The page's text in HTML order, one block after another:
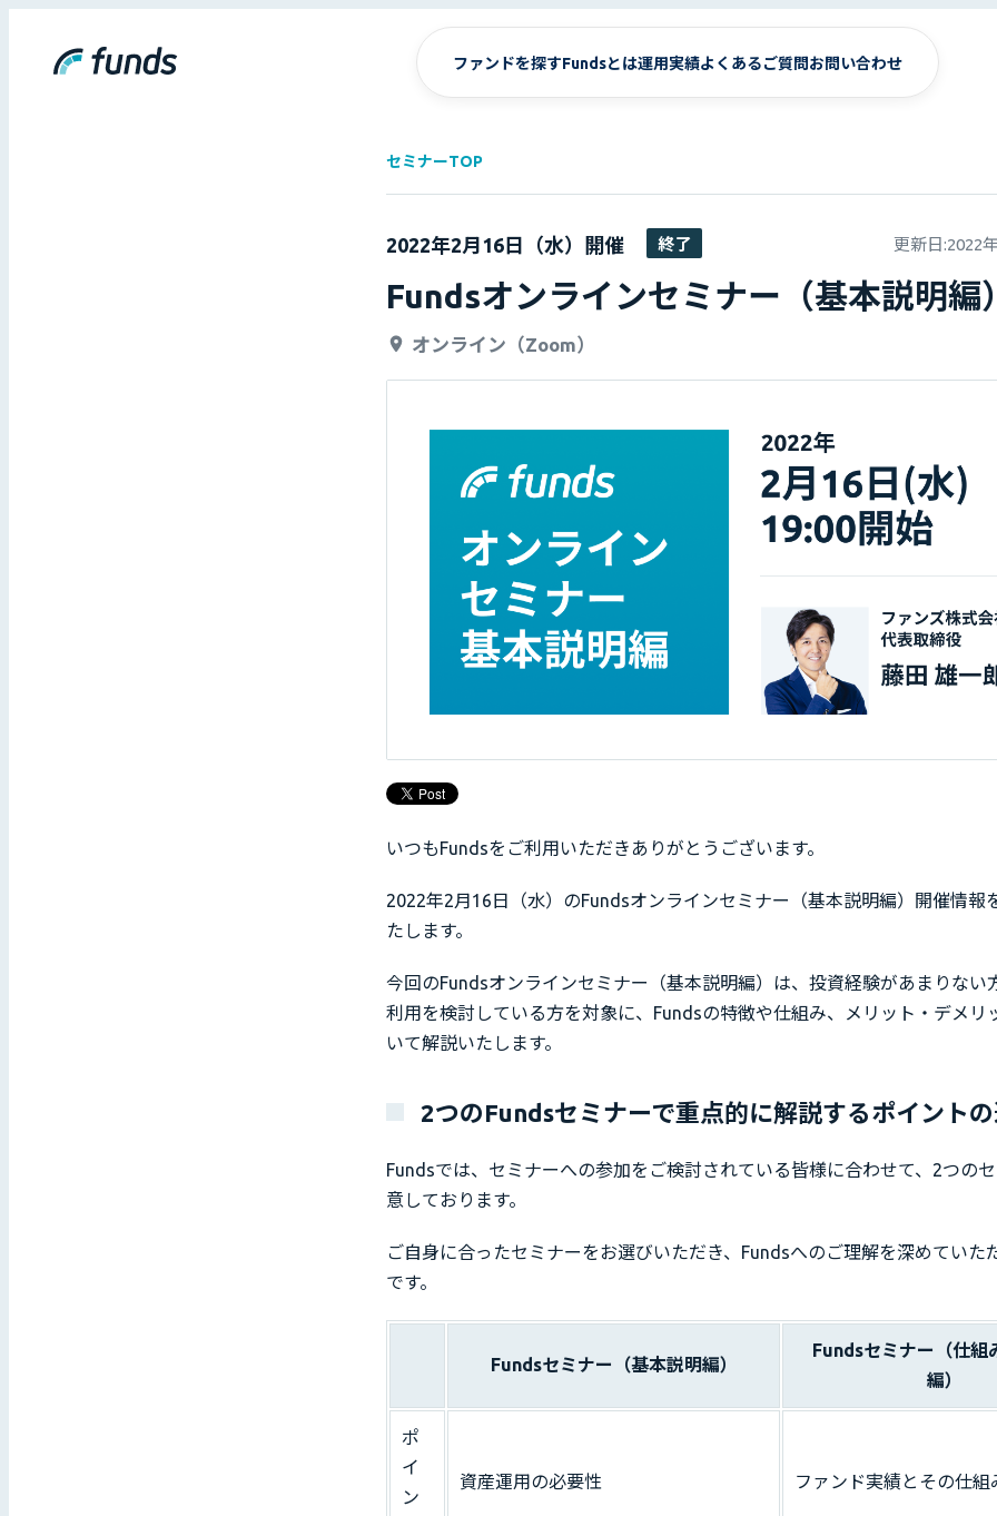
ファンドを探すFundsとは運用実績よくあるご質問お問い合わせ
セミナーTOP
2022年2月16日（水） 開催 終了 更新日:2022
Fundsオンラインセミナー（基本説明編
オンライン（Zoom）
いつもFundsをご利用いただきありがとうございます。
2022年2月16日（水）のFundsオンラインセミナー（基本説明編）開催情報
たします。
今回のFundsオンラインセミナー（基本説明編）は、投資経験があまりない
利用を検討している方を対象に、Fundsの特徴や仕組み、メリット・デメリ
いて解説いたします。
2つのFundsセミナーで重点的に解説するポイント
Fundsでは、セミナーへの参加をご検討されている皆様に合わせて、2つの
意しております。
ご自身に合ったセミナーをお選びいただき、Fundsへのご理解を深めていた
です。
Fundsセミナー（基本説明編）
Fundsセミナー（仕組
編）
ポ
イ
ン
資産運用の必要性 ファンド実績とその仕組